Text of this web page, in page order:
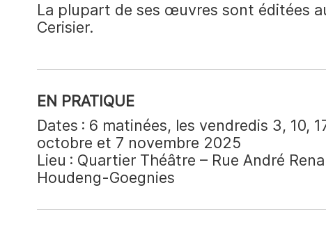
La plupart de ses œuvres sont éditées
Cerisier.
EN PRATIQUE
Dates : 6 matinées, les vendredis 3, 10,
octobre et 7 novembre 2025
Lieu : Quartier Théâtre – Rue André
Houdeng-Goegnies